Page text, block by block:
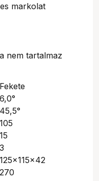
markolat
nem tartalmaz
Fekete
6,0°
45,5°
105
15
3
125x115x42
270